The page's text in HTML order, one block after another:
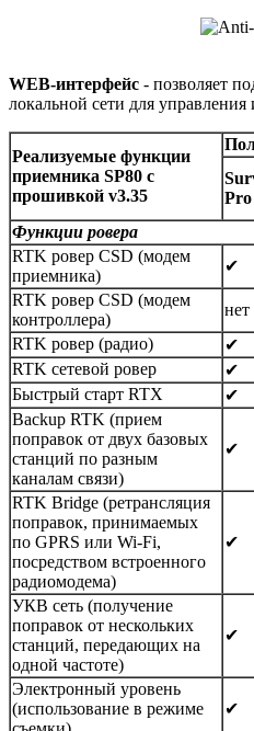
WEB-интерфейс - позволяет
локальной сети для управления
Реализуемые функции
приемника SP80 с
прошивкой v3.35
Pro
Функции ровера
RTK ровер CSD (модем
приемника)
✔
RTK ровер CSD (модем
контроллера)
нет
RTK ровер (радио)
✔
RTK сетевой ровер
✔
Быстрый старт RTX
✔
Backup RTK (прием
поправок от двух базовых
станций по разным
каналам связи)
✔
RTK Bridge (ретрансляция
поправок, принимаемых
по GPRS или Wi-Fi,
посредством встроенного
радиомодема)
✔
УКВ сеть (получение
поправок от нескольких
станций, передающих на
одной частоте)
✔
Электронный уровень
(использование в режиме
✔